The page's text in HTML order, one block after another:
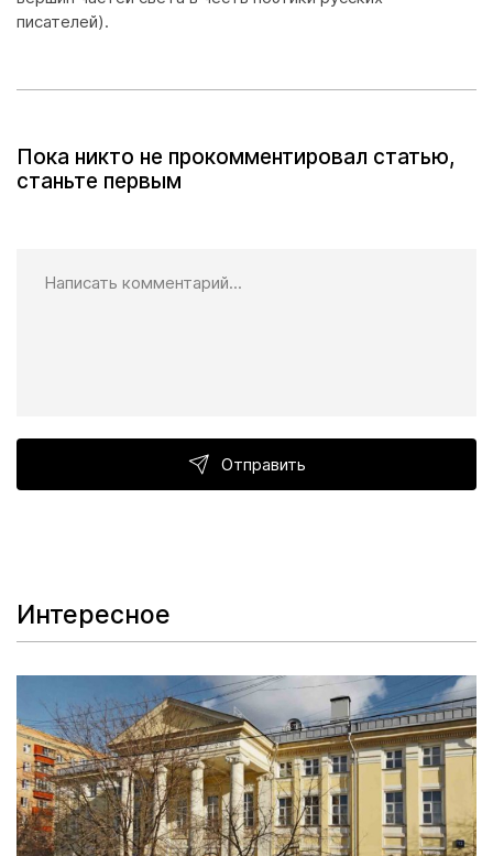
писателей).
Пока никто не прокомментировал статью,
станьте первым
Отправить
Интересное